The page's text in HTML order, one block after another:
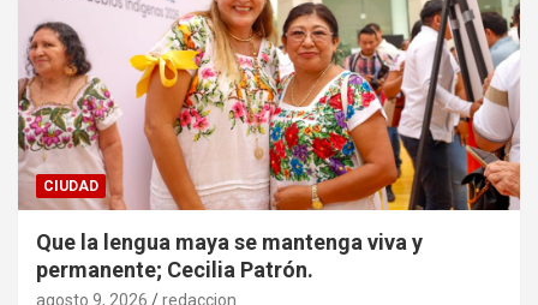
CIUDAD
Que la lengua maya se mantenga viva y
permanente; Cecilia Patrón.
agosto 9, 2026 redaccion